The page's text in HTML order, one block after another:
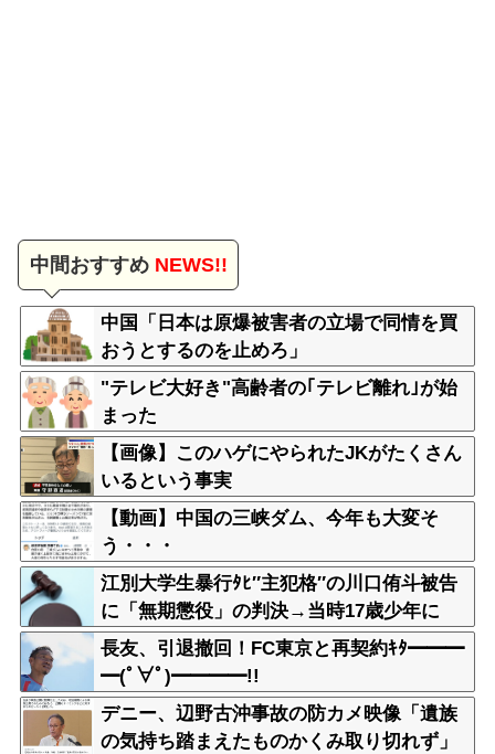
中間おすすめNEWS!!
中国「日本は原爆被害者の立場で同情を買
おうとするのを止めろ」
"テレビ大好き"高齢者の｢テレビ離れ｣が始
まった
【画像】このハゲにやられたJKがたくさん
いるという事実
【動画】中国の三峡ダム、今年も大変そ
う・・・
江別大学生暴行ﾀﾋ″主犯格″の川口侑斗被告
に「無期懲役」の判決→当時17歳少年に
「懲役30年」の判決
長友、引退撤回！FC東京と再契約ｷﾀ━━━
━(ﾟ∀ﾟ)━━━━!!
デニー、辺野古沖事故の防カメ映像「遺族
の気持ち踏まえたものかくみ取り切れず」